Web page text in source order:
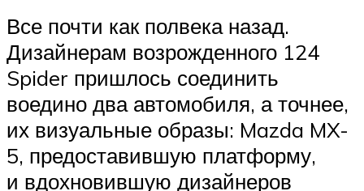
Все почти как полвека назад.
Дизайнерам возрожденного 124
Spider пришлось соединить
воедино два автомобиля, а точнее,
их визуальные образы: Mazda MX-
5, предоставившую платформу,
и вдохновившую дизайнеров